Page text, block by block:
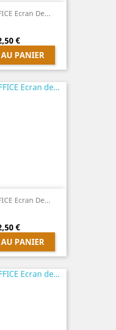
Ecran De...
€
PANIER
Ecran De...
€
PANIER